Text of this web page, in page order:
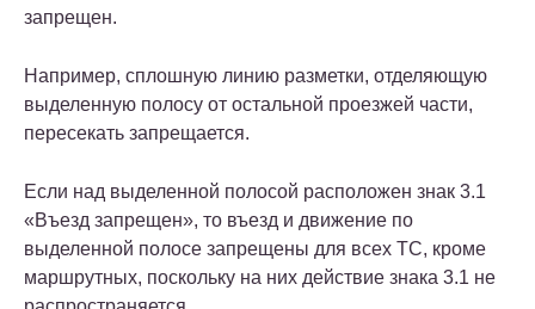
запрещен.
Например, сплошную линию разметки, отделяющую
выделенную полосу от остальной проезжей части,
пересекать запрещается.
Если над выделенной полосой расположен знак 3.1
«Въезд запрещен», то въезд и движение по
выделенной полосе запрещены для всех ТС, кроме
маршрутных, поскольку на них действие знака 3.1 не